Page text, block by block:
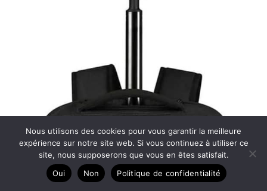
Nous utilisons des cookies pour vous garantir la meilleure
expérience sur notre site web. Si vous continuez à utiliser ce
site, nous supposerons que vous en êtes satisfait.
Oui
Non Politique de confidentialité